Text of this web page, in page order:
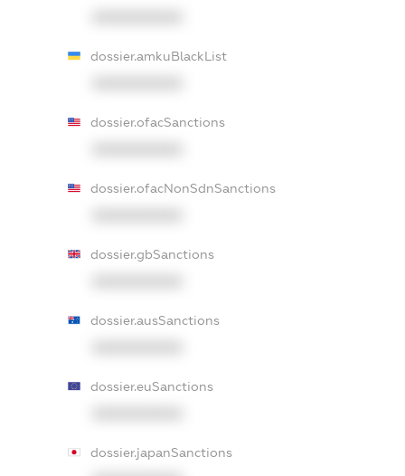
dossier.amkuBlackList
dossier.ofacSanctions
dossier.ofacNonSdnSanctions
dossier.gbSanctions
dossier.ausSanctions
dossier.euSanctions
dossier.japanSanctions